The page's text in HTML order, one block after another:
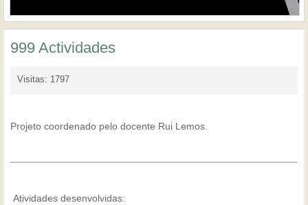
999 Actividades
Visitas: 1797
Projeto coordenado pelo docente Rui Lemos.
Atividades desenvolvidas: